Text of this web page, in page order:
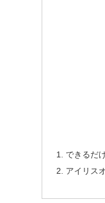
できるだ
アイリス